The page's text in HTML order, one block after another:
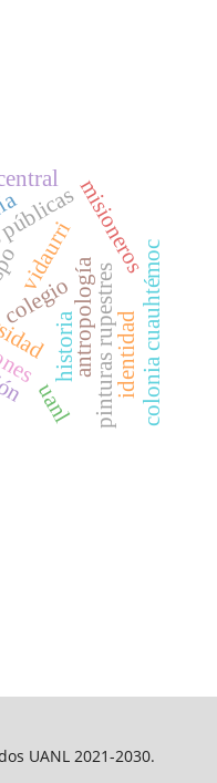
historiaantropologíapinturas rupestres
colegio
misioneros
vidaurri colonia cuauhtémoc
uanl
identidad
UANL 2021-2030.